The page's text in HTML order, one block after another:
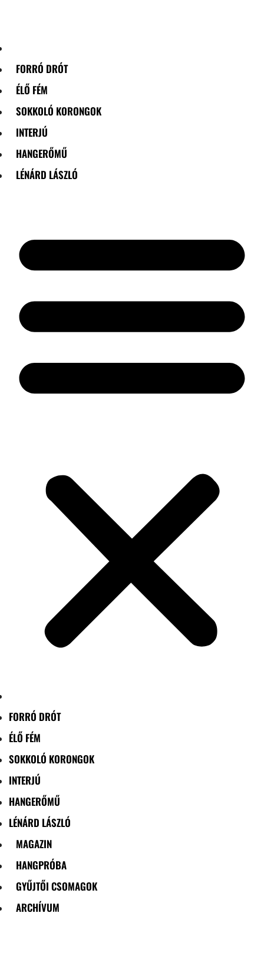
FORRÓ DRÓT
ÉLŐ FÉM
SOKKOLÓ KORONGOK
INTERJÚ
HANGERŐMŰ
LÉNÁRD LÁSZLÓ
FORRÓ DRÓT
ÉLŐ FÉM
SOKKOLÓ KORONGOK
INTERJÚ
HANGERŐMŰ
LÉNÁRD LÁSZLÓ
MAGAZIN
HANGPRÓBA
GYŰJTŐI CSOMAGOK
ARCHÍVUM